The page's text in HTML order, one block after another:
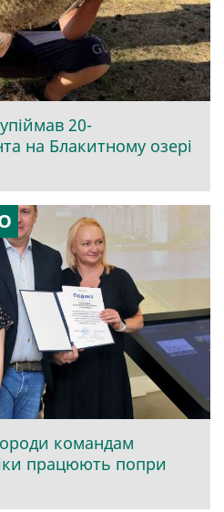
20-
на Блакитному озері
командам
працюють попри